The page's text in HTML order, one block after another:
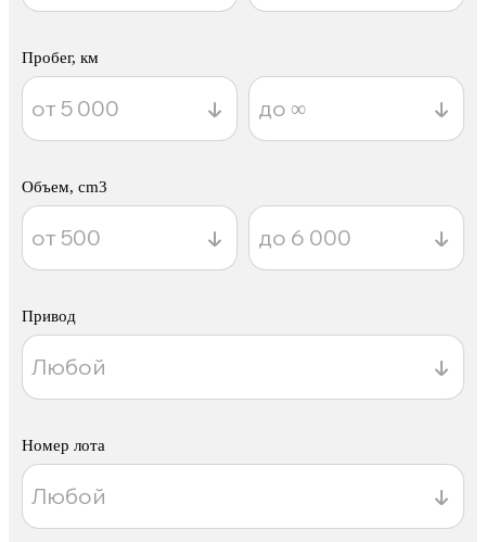
Пробег, км
Объем, cm3
Привод
Номер лота